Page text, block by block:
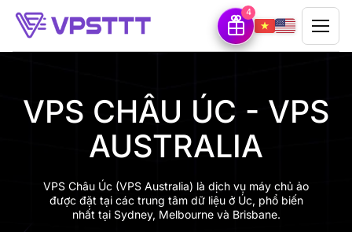
4
VPS CHÂU ÚC - VPS
AUSTRALIA
VPS Châu Úc (VPS Australia) là dịch vụ máy chủ ảo
được đặt tại các trung tâm dữ liệu ở Úc, phổ biến
nhất tại Sydney, Melbourne và Brisbane.